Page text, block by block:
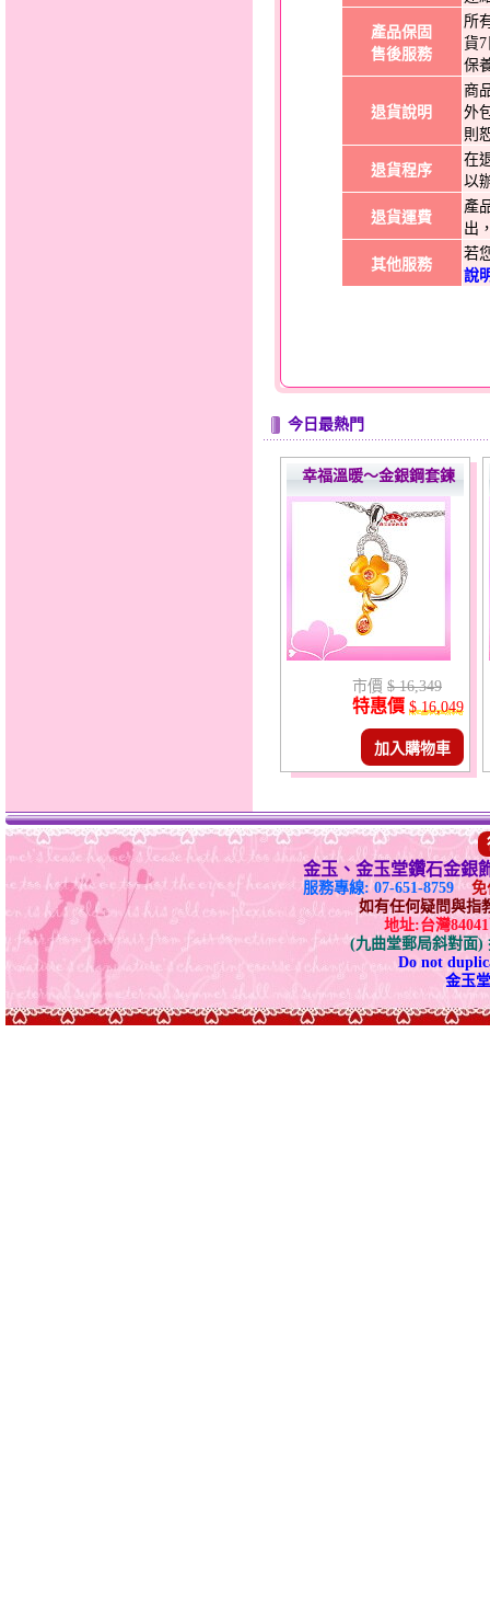
產品保固
售後服務
所
貨
保
退貨說明
商
外
則
退貨程序
在
以
退貨運費
產
出
其他服務
若
說
今日最熱門
幸福溫暖～金銀鋼套鍊
市價 $ 16,349
特惠價 $ 16,049
加入購物車
金玉、金玉堂鑽石金銀
服務專線: 07-651-8759
免
如有任何疑問與指
地址:台灣
(九曲堂郵局斜對面)
Do not
金玉